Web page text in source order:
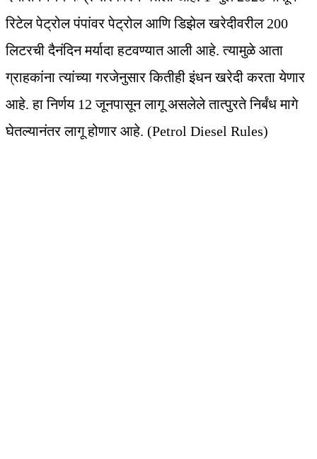
रिटेल पेट्रोल पंपांवर पेट्रोल आणि डिझेल खरेदीवरील 200
लिटरची दैनंदिन मर्यादा हटवण्यात आली आहे. त्यामुळे आता
ग्राहकांना त्यांच्या गरजेनुसार कितीही इंधन खरेदी करता येणार
आहे. हा निर्णय 12 जूनपासून लागू असलेले तात्पुरते निर्बंध मागे
घेतल्यानंतर लागू होणार आहे. (Petrol Diesel Rules)